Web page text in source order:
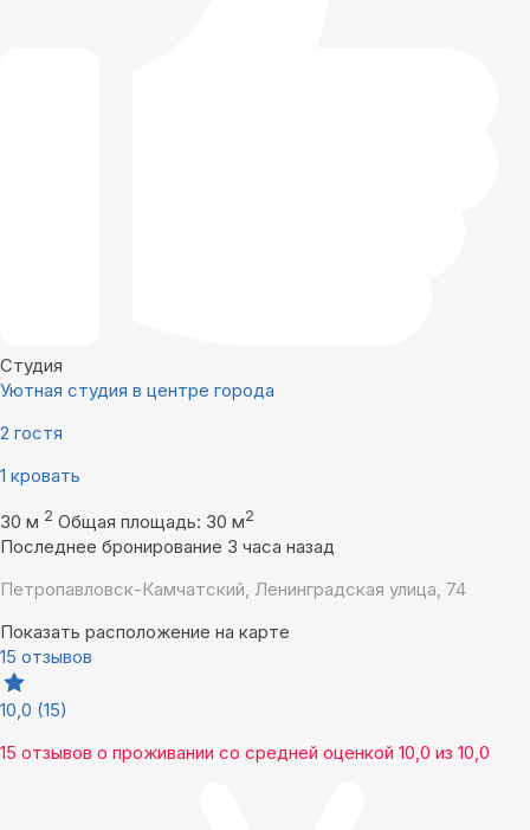
Студия
Уютная студия в центре города
2 гостя
1 кровать
30 м 2 Общая площадь: 30 м2
Последнее бронирование 3 часа назад
Петропавловск-Камчатский, Ленинградская улица, 74
Показать расположение на карте
15 отзывов
10,0 (15)
15 отзывов о проживании со средней оценкой 10,0 из 10,0